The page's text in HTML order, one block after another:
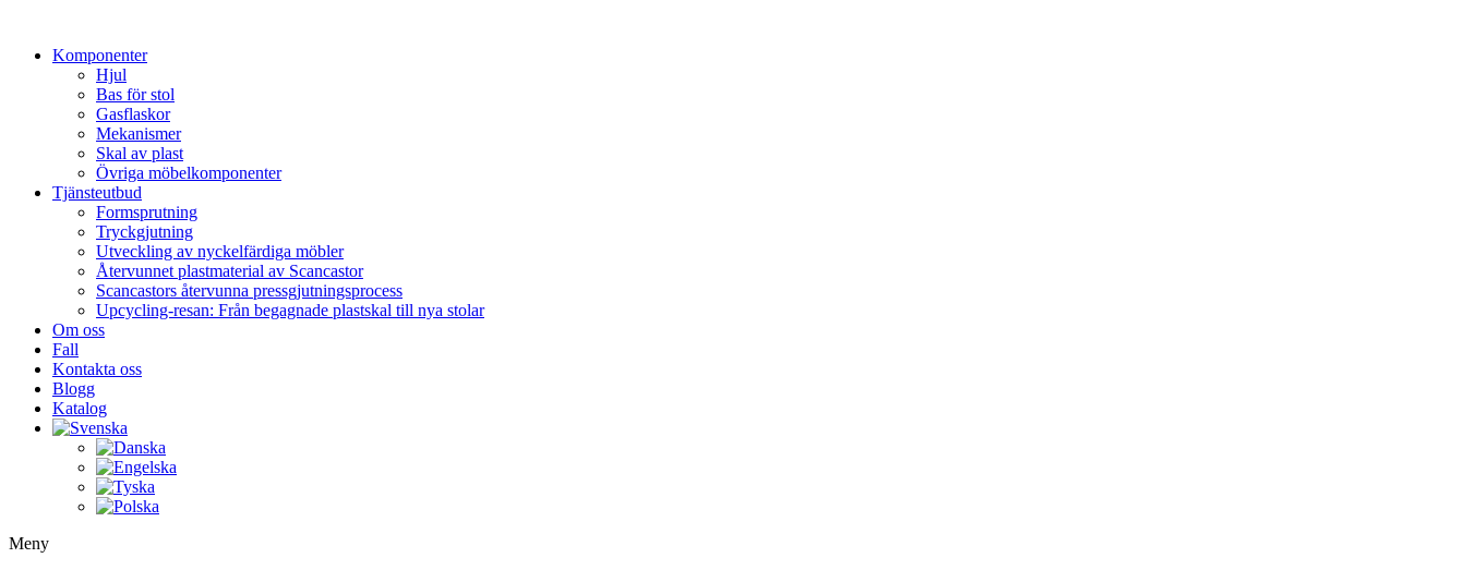
innehållKomponenter
Hjul
Bas för stol
Gasflaskor
Mekanismer
Skal av plast
Övriga möbelkomponenter
Tjänsteutbud
Formsprutning
Tryckgjutning
Utveckling av nyckelfärdiga möbler
Återvunnet plastmaterial av Scancastor
Scancastors återvunna pressgjutningsprocess
Upcycling-resan: Från begagnade plastskal till nya stolar
Om oss
Fall
Kontakta oss
Blogg
Katalog
Meny